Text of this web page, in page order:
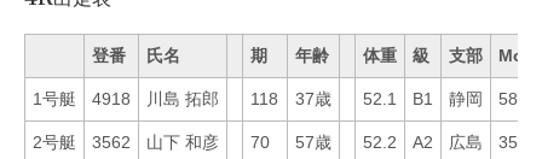
登番 氏名 期 年齢 体重 級 支部 Mo
1号艇 4918 川島 拓郎 118 37歳 52.1 B1 静岡 58
2号艇 3562 山下 和彦 70 57歳 52.2 A2 広島 35